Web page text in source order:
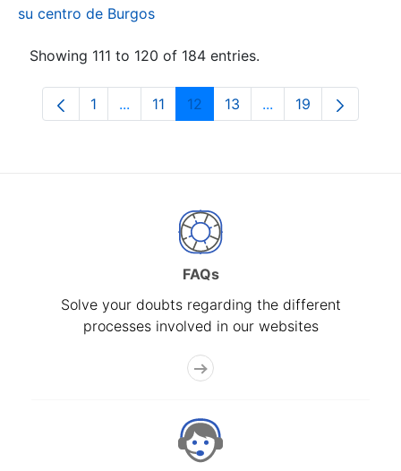
su centro de Burgos
Showing 111 to 120 of 184 entries.
Page
1 ...Intermediate Pages Use TAB to navigate.
Page
11 Page
12 Page
13 ...Intermediate
Page
19
FAQs
Solve your doubts regarding the different
processes involved in our websites